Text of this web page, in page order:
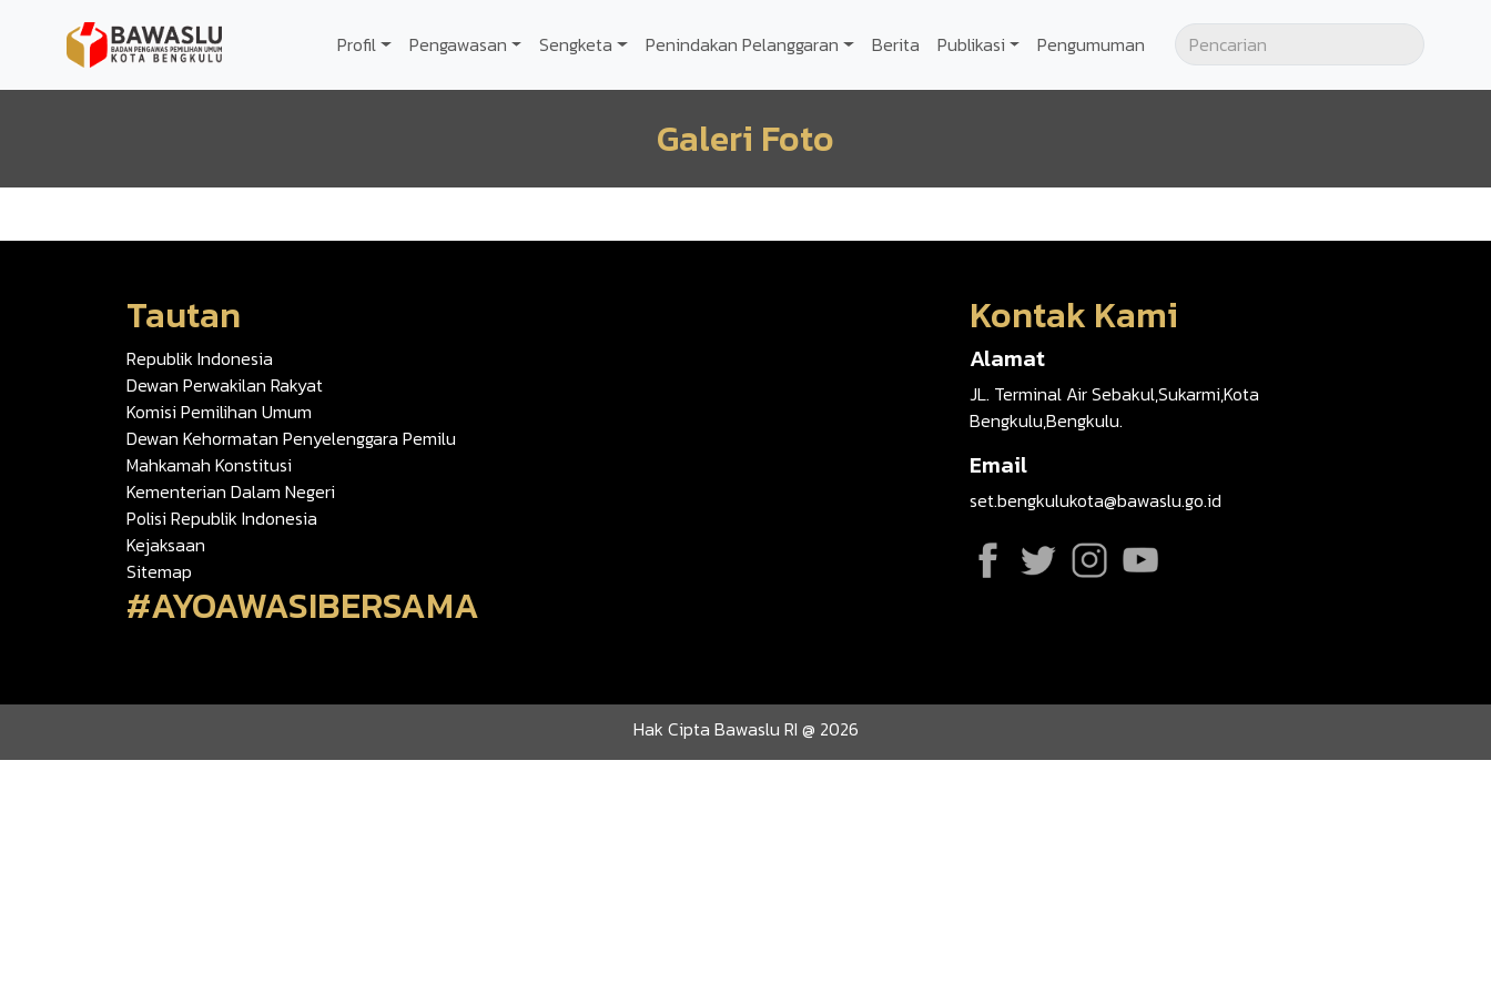
Profil
Pengawasan Sengketa Penindakan Pelanggaran Berita Publikasi Pengumuman
Galeri Foto
Tautan
Republik Indonesia
Dewan Perwakilan Rakyat
Komisi Pemilihan Umum
Dewan Kehormatan Penyelenggara Pemilu
Mahkamah Konstitusi
Kementerian Dalam Negeri
Polisi Republik Indonesia
Kejaksaan
Sitemap
#AYOAWASIBERSAMA
Kontak Kami
Alamat
JL. Terminal Air Sebakul,Sukarmi,Kota
Bengkulu,Bengkulu.
Email
set.bengkulukota@bawaslu.go.id
Hak Cipta Bawaslu RI @ 2026